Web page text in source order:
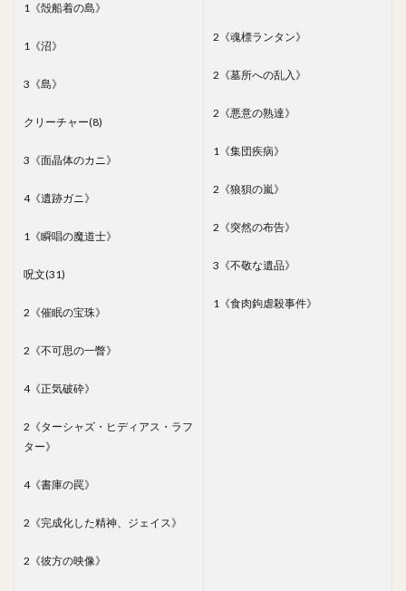
1《殻船着の島》
1《沼》
3《島》
クリーチャー(8)
3《面晶体のカニ》
4《遺跡ガニ》
1《瞬唱の魔道士》
呪文(31)
2《催眠の宝珠》
2《不可思の一瞥》
4《正気破砕》
2《ターシャズ・ヒディアス・ラフ
ター》
4《書庫の罠》
2《完成化した精神、ジェイス》
2《彼方の映像》
2《魂標ランタン》
2《墓所への乱入》
2《悪意の熟達》
1《集団疾病》
2《狼狽の嵐》
2《突然の布告》
3《不敬な遺品》
1《食肉鉤虐殺事件》